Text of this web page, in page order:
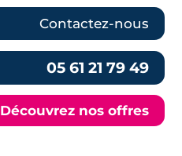
Contactez-nous
05 61 21 79 49
Découvrez nos offres